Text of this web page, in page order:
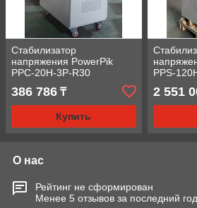
Стабилизатор
напряжения PowerPik
PPC-20H-3P-R30
автоматический 20 кВА
380 В
386 786 ₸
Купить
PPS-
380 В
2 551
О нас
Рейтинг не сформирован
Менее 5 отзывов за последний год